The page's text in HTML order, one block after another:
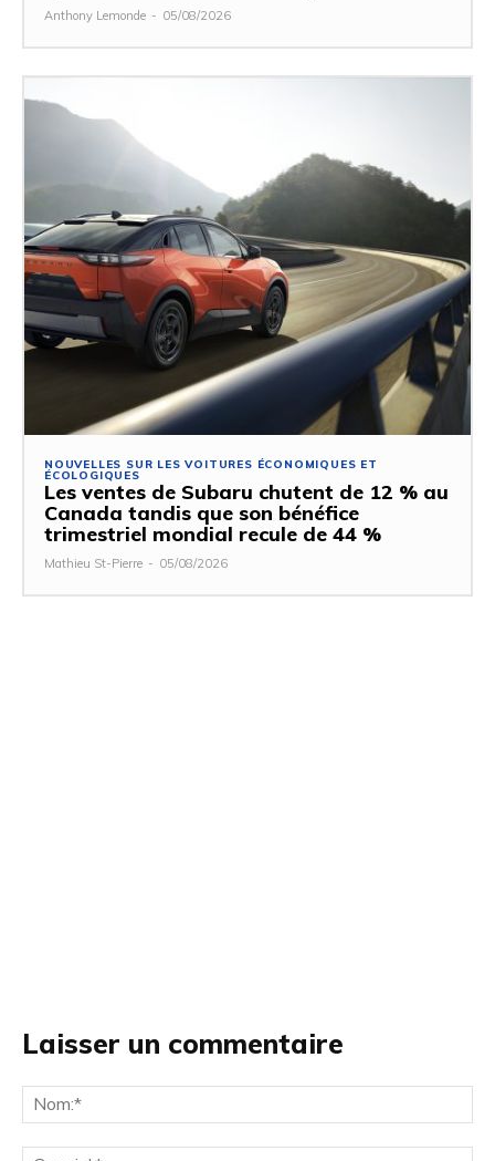
Anthony Lemonde - 05/08/2026
NOUVELLES SUR LES VOITURES ÉCONOMIQUES ET
ÉCOLOGIQUES
Les ventes de Subaru chutent de 12 % au
Canada tandis que son bénéfice
trimestriel mondial recule de 44 %
Mathieu St-Pierre - 05/08/2026
Laisser un commentaire